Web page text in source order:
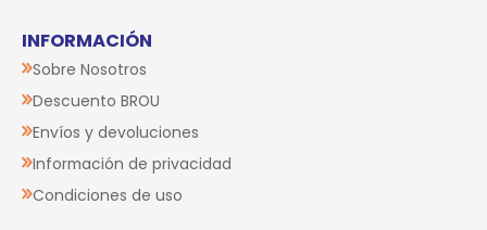
INFORMACIÓN
Sobre Nosotros
Descuento BROU
Envíos y devoluciones
Información de privacidad
Condiciones de uso